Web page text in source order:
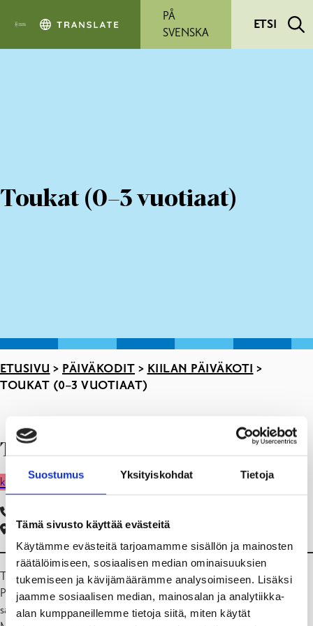
Suostumus Yksityiskohdat Tietoja
Tämä sivusto käyttää evästeitä
Käytämme evästeitä tarjoamamme sisällön ja mainosten
räätälöimiseen, sosiaalisen median ominaisuuksien
tukemiseen ja kävijämäärämme analysoimiseen. Lisäksi
jaamme sosiaalisen median, mainosalan ja analytiikka-
alan kumppaneillemme tietoja siitä, miten käytät
PÅ
SVENSKA
ETSI
Toukat (0–3 vuotiaat)
ETUSIVU > PÄIVÄKODIT > KIILAN PÄIVÄKOTI >
TOUKAT (0–3 VUOTIAAT)
Tervetuloa Toukat!
kirjaudu peda.net palveluun kirjaudu cgi vesaan
Kiilantie 12, 10320 Karjaa
Toukat-ryhmä on 0-3-vuotiaiden suomenkielisten lasten ryhmä.
Paikkoja ryhmässämme on 12-pikkutoukalle. Lasten kanssa päiviään
saavat viettää vs vo Eveliina Ikonen jag lastenhoitajat Frida Wiberg ja